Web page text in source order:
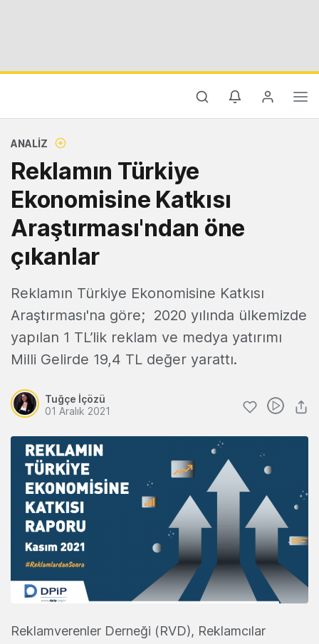
ANALIZ
Reklamın Türkiye
Ekonomisine Katkısı
Araştırması'ndan öne
çıkanlar
Reklamın Türkiye Ekonomisine Katkısı
Araştırması'na göre; 2020 yılında ülkemizde
yapılan 1 TL’lik reklam ve medya yatırımı
Milli Gelirde 19,4 TL değer yarattı.
Tuğçe İçözü
01 Aralık 2021
Reklamverenler Derneği (RVD), Reklamcılar